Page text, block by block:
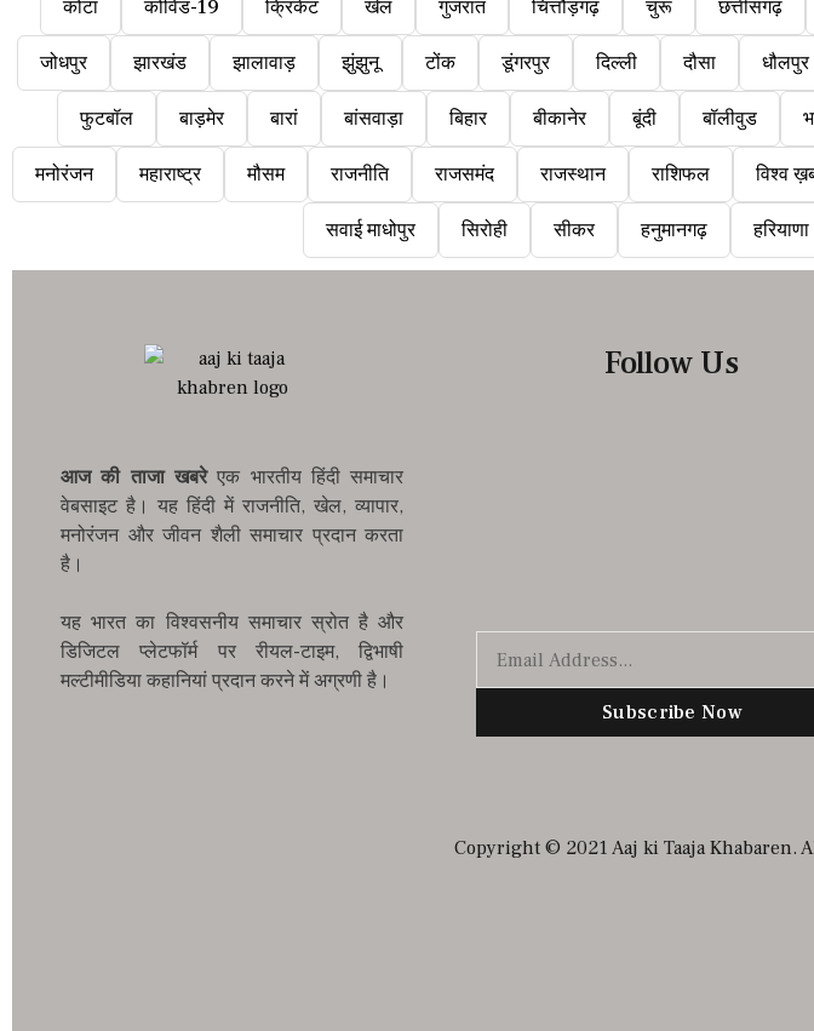
कोटा कोविड-19 क्रिकेट खेल गुजरात चित्तौड़गढ़ चुरू छत्तीसगढ़
जोधपुर झारखंड झालावाड़ झुंझुनू टोंक डूंगरपुर दिल्ली दौसा धौलपुर
फुटबॉल बाड़मेर बारां बांसवाड़ा बिहार बीकानेर बूंदी बॉलीवुड
मनोरंजन महाराष्ट्र मौसम राजनीति राजसमंद राजस्थान राशिफल विश्व
सवाई माधोपुर सिरोही सीकर हनुमानगढ़ हरियाणा
आज की ताजा खबरेएक भारतीय हिंदी समाचार
वेबसाइट है। यह हिंदी में राजनीति, खेल, व्यापार,
मनोरंजन और जीवन शैली समाचार प्रदान करता
है।
यह भारत का विश्वसनीय समाचार स्रोत है और
डिजिटल प्लेटफॉर्म पर रीयल-टाइम, द्विभाषी
मल्टीमीडिया कहानियां प्रदान करने में अग्रणी है।
Follow Us
Subscribe Now
Copyright © 2021 Aaj ki Taaja Khabaren.